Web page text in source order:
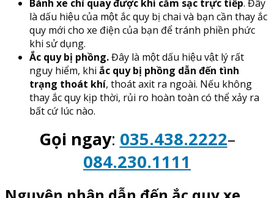
Bánh xe chỉ quay được khi cắm sạc trực tiếp. Đây
là dấu hiệu của một ắc quy bị chai và bạn cần thay ắc
quy mới cho xe điện của bạn để tránh phiền phức
khi sử dụng.
Ắc quy bị phồng.Đây là một dấu hiệu vật lý rất
nguy hiểm, khi ắc quy bị phồng dẫn đến tình
trạng thoát khí, thoát axit ra ngoài. Nếu không
thay ắc quy kịp thời, rủi ro hoàn toàn có thể xảy ra
bất cứ lúc nào.
Gọi ngay: 035.438.2222–
084.230.1111